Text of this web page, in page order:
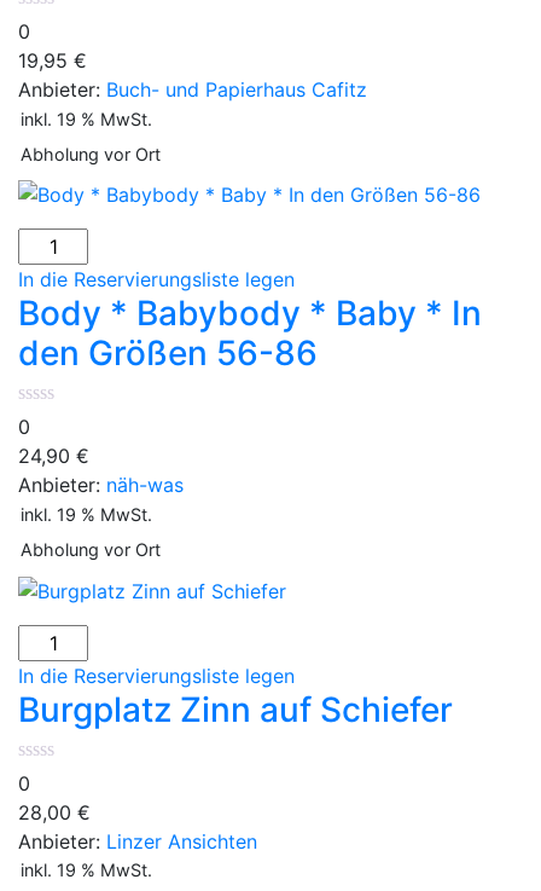
Menge
0
19,95 €
Anbieter: Buch- und Papierhaus Cafitz
inkl. 19 % MwSt.
Abholung vor Ort
Body
*
Babybody
*
Baby
*
In
den
Größen
56-
Menge
In die Reservierungsliste legen
Body * Babybody * Baby * In
den Größen 56-86
0
24,90 €
Anbieter: näh-was
inkl. 19 % MwSt.
Abholung vor Ort
Burgplatz
Zinn
auf
Schiefer
Menge
In die Reservierungsliste legen
Burgplatz Zinn auf Schiefer
0
28,00 €
Anbieter: Linzer Ansichten
inkl. 19 % MwSt.